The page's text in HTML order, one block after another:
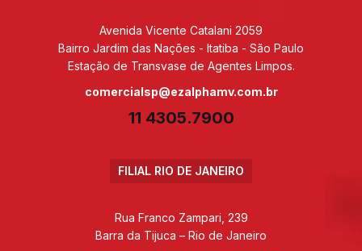
Avenida Vicente Catalani 2059
Bairro Jardim das Nações - Itatiba - São Paulo
Estação de Transvase de Agentes Limpos.
comercialsp@ezalphamv.com.br
11 4305.7900
FILIAL RIO DE JANEIRO
Rua Franco Zampari, 239
Barra da Tijuca – Rio de Janeiro